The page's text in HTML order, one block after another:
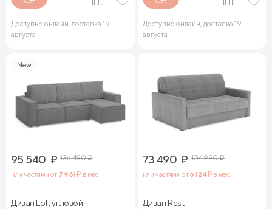
Доступно онлайн, доставка 19
августа
Доступно онлайн, доставка 19
августа
New
95 540 ₽ 136 490₽
или частями от 7 961₽ в мес.
Диван Loft угловой
73 490 ₽ 104 990₽
или частями от6 124₽ в мес.
Диван Rest